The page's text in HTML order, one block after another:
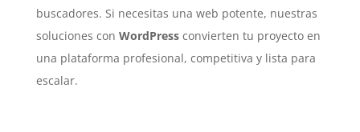
buscadores. Si necesitas una web potente, nuestras
soluciones con WordPressconvierten tu proyecto en
una plataforma profesional, competitiva y lista para
escalar.